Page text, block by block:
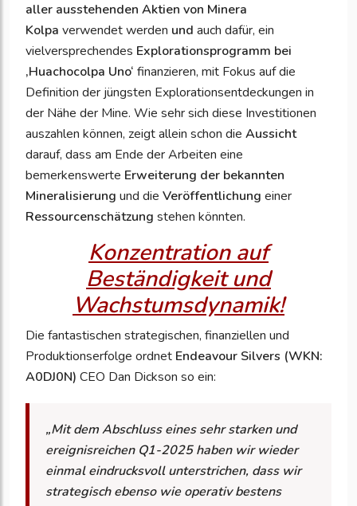
aller ausstehenden Aktien von Minera
Kolpa verwendet werden und auch dafür, ein
vielversprechendes Explorationsprogramm bei
‚Huachocolpa Uno‘ finanzieren, mit Fokus auf die
Definition der jüngsten Explorationsentdeckungen in
der Nähe der Mine. Wie sehr sich diese Investitionen
auszahlen können, zeigt allein schon die Aussicht
darauf, dass am Ende der Arbeiten eine
bemerkenswerte Erweiterung der bekannten
Mineralisierung und die Veröffentlichung einer
Ressourcenschätzung stehen könnten.
Konzentration auf
Beständigkeit und
Wachstumsdynamik!
Die fantastischen strategischen, finanziellen und
Produktionserfolge ordnet Endeavour Silvers (WKN:
A0DJ0N) CEO Dan Dickson so ein:
„Mit dem Abschluss eines sehr starken und
ereignisreichen Q1-2025 haben wir wieder
einmal eindrucksvoll unterstrichen, dass wir
strategisch ebenso wie operativ bestens